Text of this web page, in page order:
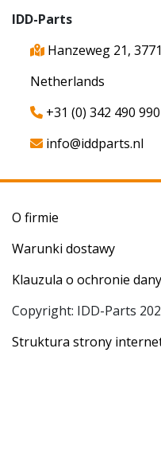
IDD-Parts
Hanzeweg 21,
Netherlands
+31 (0) 342 490 990
info@iddparts.nl
O firmie
Warunki dostawy
Klauzula o ochronie
Copyright: IDD-Parts
Struktura strony